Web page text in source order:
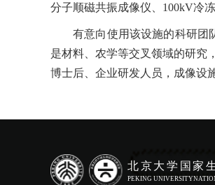
分子顺磁共振成像仪、100kV冷
有意向使用该设施的科研团
是材料、农学等交叉领域的研究
博士后、企业研发人员，成像设